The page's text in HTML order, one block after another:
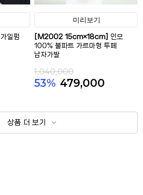
가일펌
미리보기
[M2002 15cm×18cm] 인모
100% 불파트 가르마형 투페
남자가발
1,040,000
53% 479,000
상품 더 보기